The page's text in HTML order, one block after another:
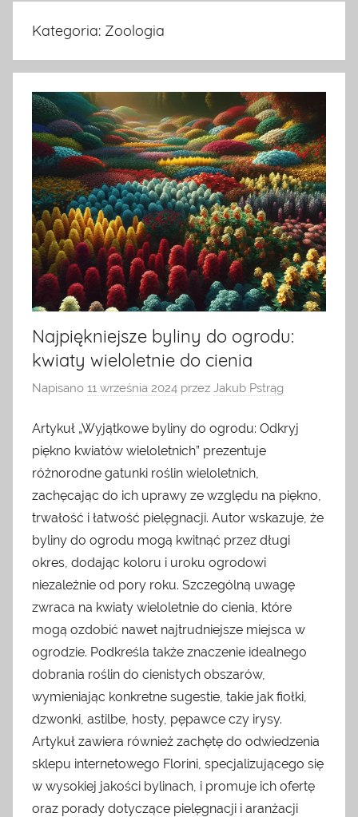
temat
i
akwarystyki.
Zapraszamy!
Kategoria: Zoologia
Najpiękniejsze byliny do ogrodu:
kwiaty wieloletnie do cienia
Napisano 11 września 2024 przez Jakub Pstrąg
Artykuł „Wyjątkowe byliny do ogrodu: Odkryj
piękno kwiatów wieloletnich” prezentuje
różnorodne gatunki roślin wieloletnich,
zachęcając do ich uprawy ze względu na piękno,
trwałość i łatwość pielęgnacji. Autor wskazuje, że
byliny do ogrodu mogą kwitnąć przez długi
okres, dodając koloru i uroku ogrodowi
niezależnie od pory roku. Szczególną uwagę
zwraca na kwiaty wieloletnie do cienia, które
mogą ozdobić nawet najtrudniejsze miejsca w
ogrodzie. Podkreśla także znaczenie idealnego
dobrania roślin do cienistych obszarów,
wymieniając konkretne sugestie, takie jak fiołki,
dzwonki, astilbe, hosty, pępawce czy irysy.
Artykuł zawiera również zachętę do odwiedzenia
sklepu internetowego Florini, specjalizującego się
w wysokiej jakości bylinach, i promuje ich ofertę
oraz porady dotyczące pielęgnacji i aranżacji